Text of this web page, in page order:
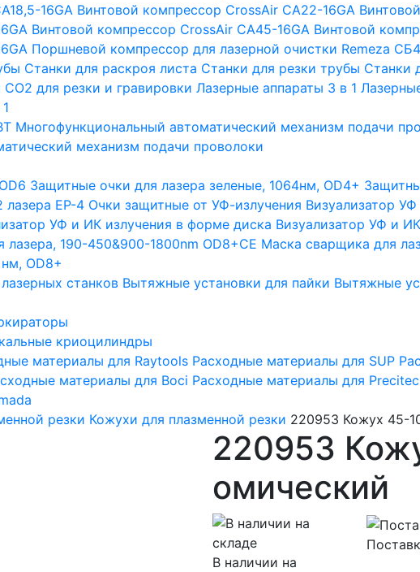
16GA Винтовой компрессор CrossAir CA22-16GA
Винтовой компрессор CrossAir CA45-16GA Винтовой
Поршневой компрессор для лазерной очистки Remeza
Станки для раскроя листа Станки для резки трубы Станки
СО2 для резки и гравировки Лазерные аппараты 3 в 1
Многофункциональный автоматический механизм подачи
механизм подачи проволоки
Защитные очки для лазера зеленые, 1064нм, OD4+
EP-4 Очки защитные от УФ-излучения Визуализатор
УФ и ИК излучения в форме диска Визуализатор УФ и
190-450&900-1800nm OD8+CE Маска сварщика для
OD8+
станков Вытяжные установки для пайки Вытяжные
криоцилиндры
материалы для Raytools Расходные материалы для SUP
материалы для Boci Расходные материалы для Precitec
резки Кожухи для плазменной резки 220953 Кожух 45-
220953
омический
В наличии на